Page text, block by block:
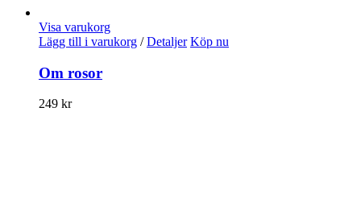
Visa varukorg
Lägg till i varukorg / Detaljer Köp nu
Om rosor
249 kr